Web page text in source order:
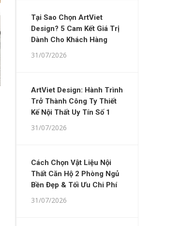
Tại Sao Chọn ArtViet
Design? 5 Cam Kết Giá Trị
Dành Cho Khách Hàng
31/07/2026
ArtViet Design: Hành Trình
Trở Thành Công Ty Thiết
Kế Nội Thất Uy Tín Số 1
31/07/2026
Cách Chọn Vật Liệu Nội
Thất Căn Hộ 2 Phòng Ngủ
Bền Đẹp & Tối Ưu Chi Phí
31/07/2026